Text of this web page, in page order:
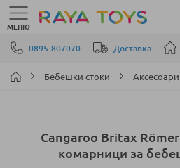
Прескачане към съдържанието
0895-807070 Доставка
МЕНЮ
Бебешки стоки
Cangaroo Britax
комарници за